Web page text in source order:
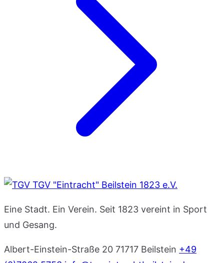
TGV "Eintracht" Beilstein 1823 e.V.
Eine Stadt. Ein Verein. Seit 1823 vereint in Sport
und Gesang.
Albert-Einstein-Straße 20 71717 Beilstein +49